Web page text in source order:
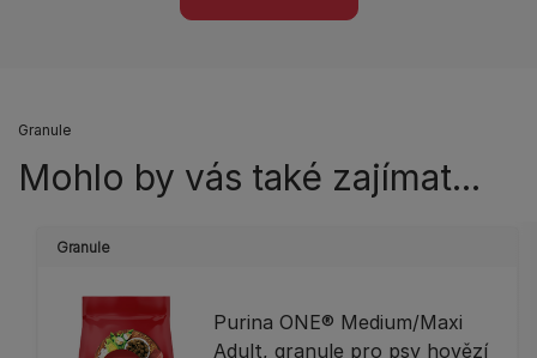
Granule
Mohlo by vás také zajímat...
Granule
Purina ONE® Medium/Maxi
Adult, granule pro psy hovězí